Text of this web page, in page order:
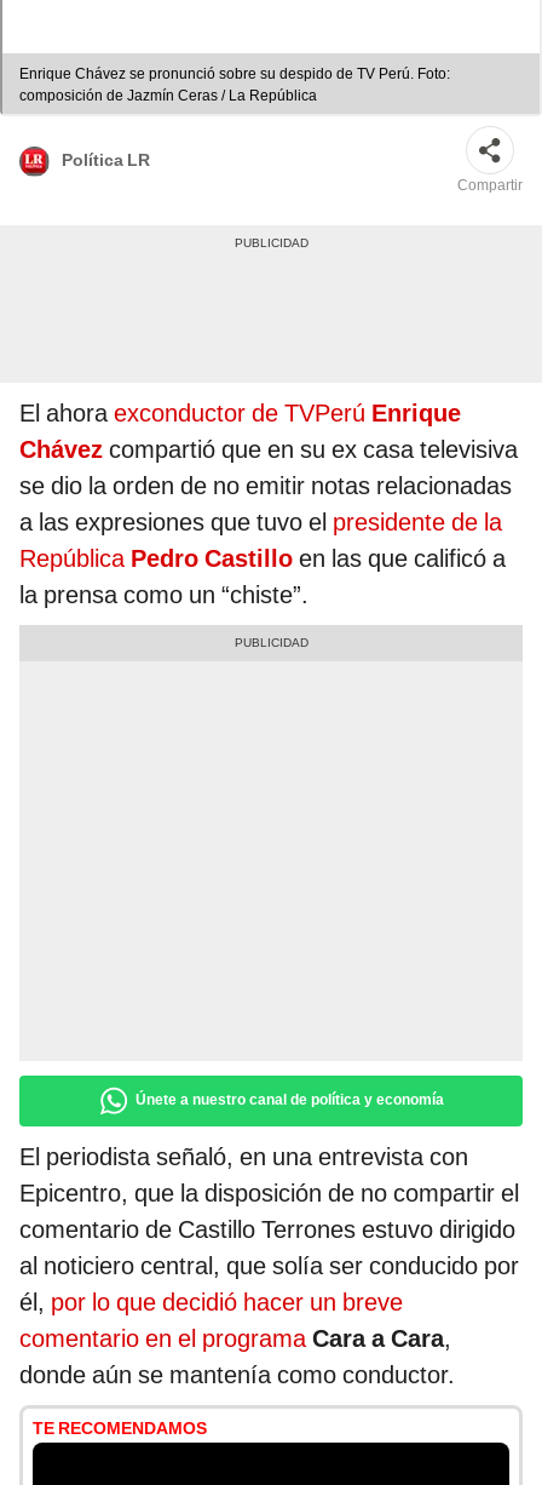
Enrique Chávez se pronunció sobre su despido de TV Perú. Foto:
composición de Jazmín Ceras / La República
Política LR
Compartir
El ahoraexconductor de TVPerú Enrique
Chávez compartió que en su ex casa televisiva
se dio la orden de no emitir notas relacionadas
a las expresiones que tuvo el presidente de la
República Pedro Castillo en las que calificó a
la prensa como un “chiste”.
Únete a nuestro canal de política y economía
El periodista señaló, en una entrevista con
Epicentro, que la disposición de no compartir el
comentario de Castillo Terrones estuvo dirigido
al noticiero central, que solía ser conducido por
él, por lo que decidió hacer un breve
comentario en el programa Cara a Cara,
donde aún se mantenía como conductor.
TE RECOMENDAMOS